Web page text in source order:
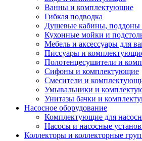
Ванны и комплектующие
Гибкая подводка
Душевые кабины,
Кухонные мойки и
Мебель и аксессуары для
Писсуары и
Полотенцесушители и
Сифоны и комплектующие
Смесители и
Умывальники и
Унитазы бачки и
Насосное оборудование
Комплектующие для
Насосы и насосные
Коллекторы и коллекторные